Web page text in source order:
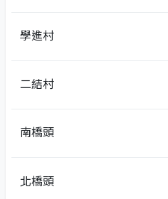
學進村
二結村
南橋頭
北橋頭